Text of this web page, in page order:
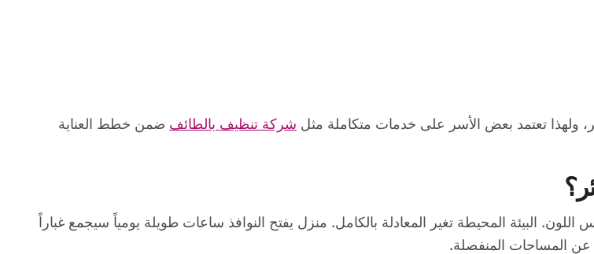
ولهذا تعتمد بعض الأسر على خدمات متكاملة مثل شركة تنظيف بالطائف ضمن خطط العناية
البيئة المحيطة تغير المعادلة بالكامل. منزل يفتح النوافذ ساعات طويلة يومياً سيجمع غباراً
عن المساحات المنفصلة.